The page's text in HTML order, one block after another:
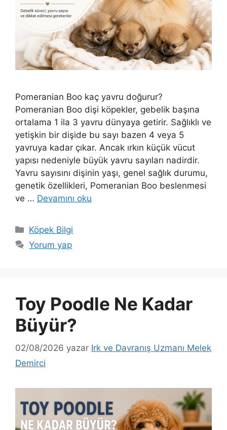
Pomeranian Boo kaç yavru doğurur?
Pomeranian Boo dişi köpekler, gebelik başına
ortalama 1 ila 3 yavru dünyaya getirir. Sağlıklı ve
yetişkin bir dişide bu sayı bazen 4 veya 5
yavruya kadar çıkar. Ancak ırkın küçük vücut
yapısı nedeniyle büyük yavru sayıları nadirdir.
Yavru sayısını dişinin yaşı, genel sağlık durumu,
genetik özellikleri, Pomeranian Boo beslenmesi
ve … Devamını oku
Kategoriler
Köpek Bilgi
Yorum yap
Toy Poodle Ne Kadar
Büyür?
02/08/2026 yazar Irk ve Davranış Uzmanı Melek
Demirci